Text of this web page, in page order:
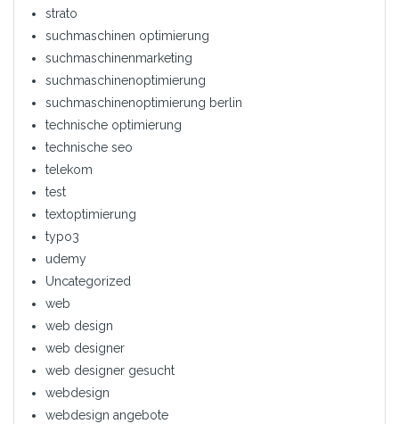
strato
suchmaschinen optimierung
suchmaschinenmarketing
suchmaschinenoptimierung
suchmaschinenoptimierung berlin
technische optimierung
technische seo
telekom
test
textoptimierung
typo3
udemy
Uncategorized
web
web design
web designer
web designer gesucht
webdesign
webdesign angebote